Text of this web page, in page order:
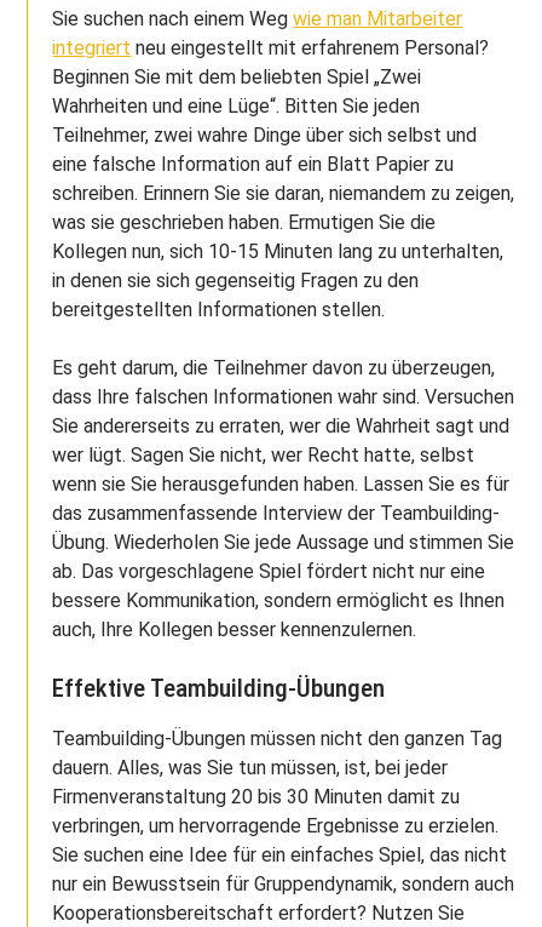
Sie suchen nach einem Wegwie man Mitarbeiter
integriert neu eingestellt mit erfahrenem Personal?
Beginnen Sie mit dem beliebten Spiel „Zwei
Wahrheiten und eine Lüge“. Bitten Sie jeden
Teilnehmer, zwei wahre Dinge über sich selbst und
eine falsche Information auf ein Blatt Papier zu
schreiben. Erinnern Sie sie daran, niemandem zu zeigen,
was sie geschrieben haben. Ermutigen Sie die
Kollegen nun, sich 10-15 Minuten lang zu unterhalten,
in denen sie sich gegenseitig Fragen zu den
bereitgestellten Informationen stellen.
Es geht darum, die Teilnehmer davon zu überzeugen,
dass Ihre falschen Informationen wahr sind. Versuchen
Sie andererseits zu erraten, wer die Wahrheit sagt und
wer lügt. Sagen Sie nicht, wer Recht hatte, selbst
wenn sie Sie herausgefunden haben. Lassen Sie es für
das zusammenfassende Interview der Teambuilding-
Übung. Wiederholen Sie jede Aussage und stimmen Sie
ab. Das vorgeschlagene Spiel fördert nicht nur eine
bessere Kommunikation, sondern ermöglicht es Ihnen
auch, Ihre Kollegen besser kennenzulernen.
Effektive Teambuilding-Übungen
Teambuilding-Übungen müssen nicht den ganzen Tag
dauern. Alles, was Sie tun müssen, ist, bei jeder
Firmenveranstaltung 20 bis 30 Minuten damit zu
verbringen, um hervorragende Ergebnisse zu erzielen.
Sie suchen eine Idee für ein einfaches Spiel, das nicht
nur ein Bewusstsein für Gruppendynamik, sondern auch
Kooperationsbereitschaft erfordert? Nutzen Sie